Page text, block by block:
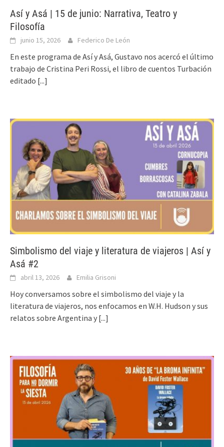
Así y Asá | 15 de junio: Narrativa, Teatro y
Filosofía
junio 15, 2026 Federico De León
En este programa de Así y Asá, Gustavo nos acercó el último
trabajo de Cristina Peri Rossi, el libro de cuentos Turbación
editado [...]
Simbolismo del viaje y literatura de viajeros | Así y
Asá #2
abril 13, 2026 Emilia Grisoni
Hoy conversamos sobre el simbolismo del viaje y la
literatura de viajeros, nos enfocamos en W.H. Hudson y sus
relatos sobre Argentina y [...]